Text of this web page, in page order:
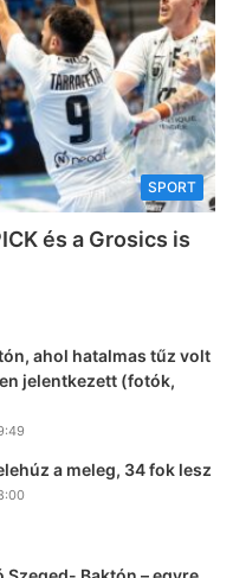
SPORT
és a Grosics is
ahol hatalmas tűz volt
jelentkezett (fotók,
a meleg, 34 fok lesz